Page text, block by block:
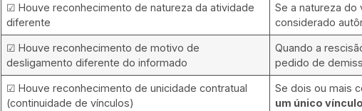
☑ Houve reconhecimento de natureza da atividade
diferente
Se a natureza do
considerado
☑ Houve reconhecimento de motivo de
desligamento diferente do informado
Quando a
pedido de
☑ Houve reconhecimento de unicidade contratual
(continuidade de vínculos)
Se dois ou mais
um único